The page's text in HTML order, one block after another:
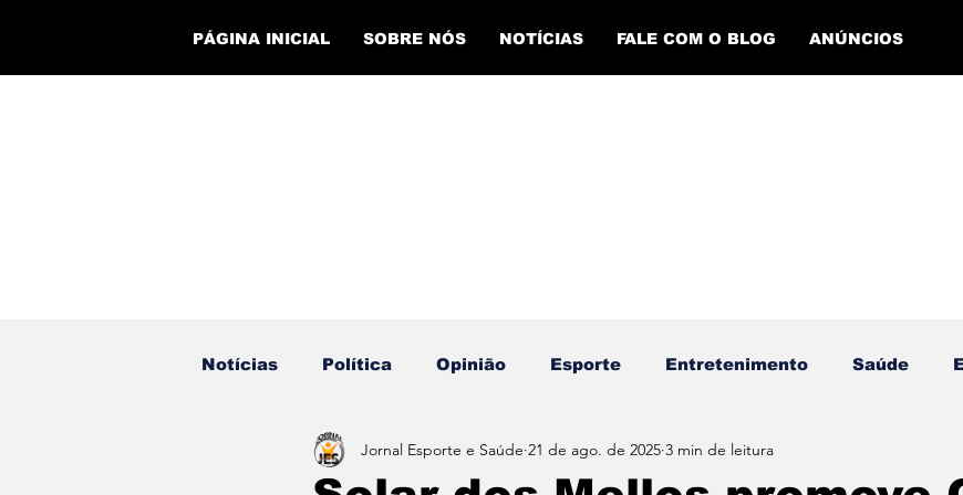
PÁGINA INICIAL SOBRE NÓS NOTÍCIAS FALE COM O BLOG ANÚNCIOS
Notícias Política Opinião Esporte Entretenimento Saúde
Eventos Cursos Evento Esportivo Economia
Jornal Esporte e Saúde 21 de ago. de 2025 3 min de leitura